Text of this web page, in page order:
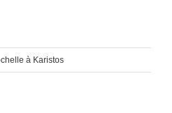
à Karistos